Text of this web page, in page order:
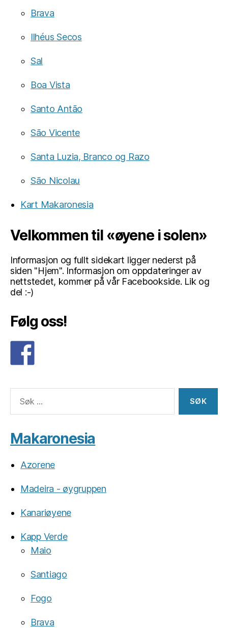
Brava
Ilhéus Secos
Sal
Boa Vista
Santo Antão
São Vicente
Santa Luzia, Branco og Razo
São Nicolau
Kart Makaronesia
Velkommen til «øyene i solen»
Informasjon og fullt sidekart ligger nederst på
siden "Hjem". Informasjon om oppdateringer av
nettstedet, kommer på vår Facebookside. Lik og
del :-)
Følg oss!
etter:
Makaronesia
Azorene
Madeira - øygruppen
Kanariøyene
Kapp Verde
Maio
Santiago
Fogo
Brava